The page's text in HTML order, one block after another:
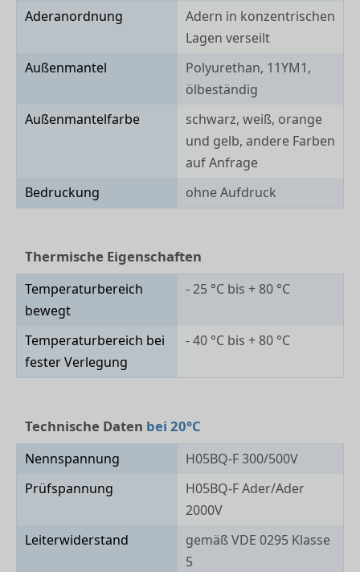
Aderanordnung
Adern in konzentrischen
Lagen verseilt
Außenmantel
Polyurethan, 11YM1,
ölbeständig
Außenmantelfarbe
schwarz, weiß, orange
und gelb, andere Farben
auf Anfrage
Bedruckung
ohne Aufdruck
Thermische Eigenschaften
Temperaturbereich
bewegt
- 25 °C bis + 80 °C
Temperaturbereich bei
fester Verlegung
- 40 °C bis + 80 °C
Technische Daten bei 20°C
Nennspannung
H05BQ-F 300/500V
Prüfspannung
H05BQ-F Ader/Ader
2000V
Leiterwiderstand
gemäß VDE 0295 Klasse
5